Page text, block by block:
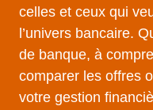
celles et ceux qui
l’univers bancaire.
de banque, à
comparer les offres
votre gestion